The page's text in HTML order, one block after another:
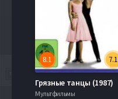
7.1
8.1
Грязные танцы (1987)
Мультфильмы